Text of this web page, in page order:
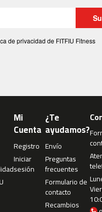
de privacidad de FITFIU Fitness
Mi
Cuenta
Registro
Iniciar
sesión
¿Te
ayudamos?
Envío
Preguntas
frecuentes
Formulario de
contacto
Recambios